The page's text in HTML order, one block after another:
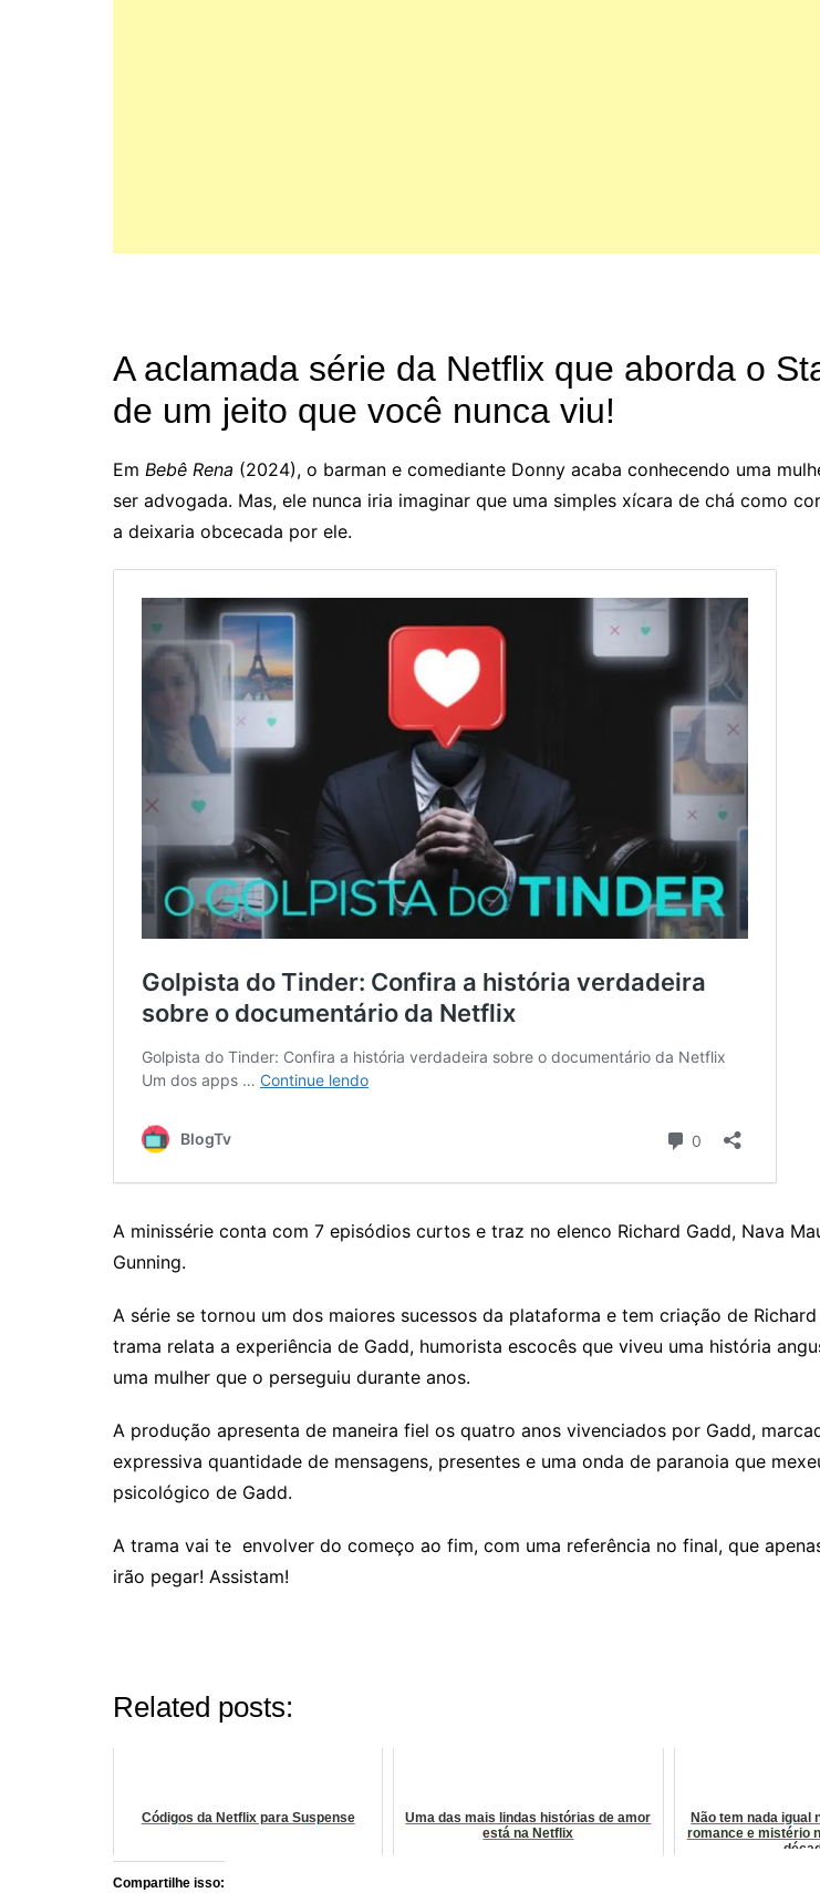
A aclamada série da Netflix que aborda o
de um jeito que você nunca viu!
Em Bebê Rena (2024), o barman e comediante Donny acaba conhecendo uma
ser advogada. Mas, ele nunca iria imaginar que uma simples xícara de chá como
a deixaria obcecada por ele.
A minissérie conta com 7 episódios curtos e traz no elenco Richard Gadd, Nava
Gunning.
A série se tornou um dos maiores sucessos da plataforma e tem criação de Richard
trama relata a experiência de Gadd, humorista escocês que viveu uma história
uma mulher que o perseguiu durante anos.
A produção apresenta de maneira fiel os quatro anos vivenciados por Gadd,
expressiva quantidade de mensagens, presentes e uma onda de paranoia que
psicológico de Gadd.
A trama vai te envolver do começo ao fim, com uma referência no final, que
irão pegar! Assistam!
Related posts:
Códigos da Netflix para Suspense
Uma das mais lindas histórias de amor
está na Netflix
Não tem nada igual
romance e mistério
Compartilhe isso: